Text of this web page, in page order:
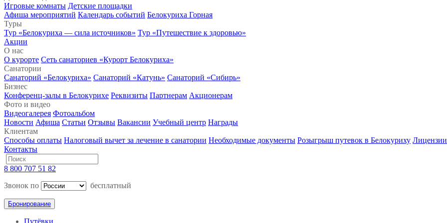
Игровые комнаты Детские площадки
Афиша мероприятий Календарь событий Белокуриха Горная
Туры
Тур «Белокуриха — сила источников» Тур «Путешествие к здоровью»
Акции
О нас
О курорте Сеть санаториев «Курорт Белокуриха»
Санатории
Санаторий «Белокуриха» Санаторий «Катунь» Санаторий «Сибирь»
Бизнес
Конференц-залы в Белокурихе Реквизиты Партнерам Акционерам
Фото и видео
Видеогалерея Фотоальбом
Новости Афиша Статьи Отзывы Вакансии Учебный центр Награды
Клиентам
Способы оплаты Налоговый вычет за лечение в санатории Необходимые документы Розыгрыш путевок в Белокуриху
Контакты
8 800 707 51 82
Звонок по
бесплатный
Бронирование
Путёвки